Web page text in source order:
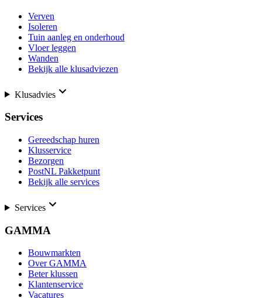
Verven
Isoleren
Tuin aanleg en onderhoud
Vloer leggen
Wanden
Bekijk alle klusadviezen
Klusadvies
Services
Gereedschap huren
Klusservice
Bezorgen
PostNL Pakketpunt
Bekijk alle services
Services
GAMMA
Bouwmarkten
Over GAMMA
Beter klussen
Klantenservice
Vacatures